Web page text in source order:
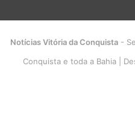
Notícias Vitória da Conquista -
Conquista e toda a Bahia |